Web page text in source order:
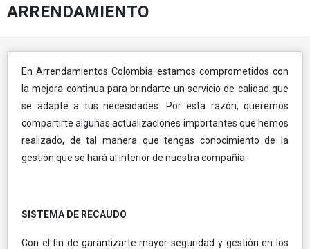
ARRENDAMIENTO
En Arrendamientos Colombia estamos comprometidos con
la mejora continua para brindarte un servicio de calidad que
se adapte a tus necesidades. Por esta razón, queremos
compartirte algunas actualizaciones importantes que hemos
realizado, de tal manera que tengas conocimiento de la
gestión que se hará al interior de nuestra compañía.
SISTEMA DE RECAUDO
Con el fin de garantizarte mayor seguridad y gestión en los